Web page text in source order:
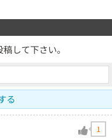
して下さい。
る
1